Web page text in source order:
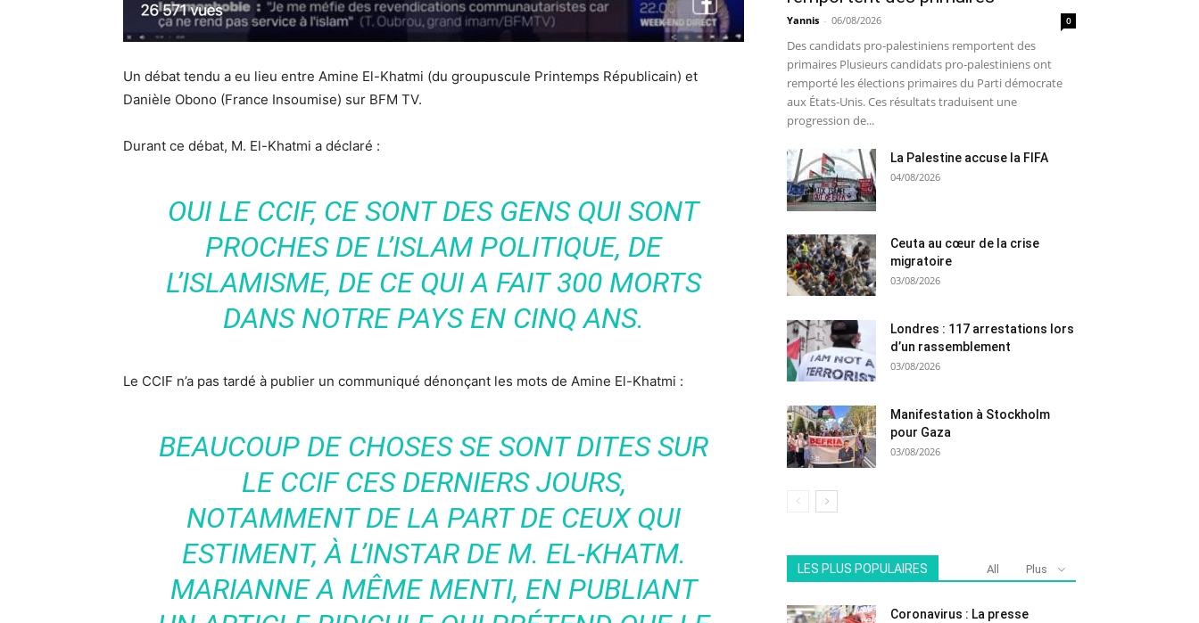
Un débat tendu a eu lieu entre Amine El-Khatmi (du groupuscule Printemps Républicain) et
Danièle Obono (France Insoumise) sur BFM TV.
Durant ce débat, M. El-Khatmi a déclaré :
OUI LE CCIF, CE SONT DES GENS QUI SONT
PROCHES DE L’ISLAM POLITIQUE, DE
L’ISLAMISME, DE CE QUI A FAIT 300 MORTS
DANS NOTRE PAYS EN CINQ ANS.
Le CCIF n’a pas tardé à publier un communiqué dénonçant les mots de Amine El-Khatmi :
BEAUCOUP DE CHOSES SE SONT DITES SUR
LE CCIF CES DERNIERS JOURS,
NOTAMMENT DE LA PART DE CEUX QUI
ESTIMENT, À L’INSTAR DE M. EL-KHATM.
MARIANNE A MÊME MENTI, EN PUBLIANT
Yannis - 06/08/2026 0
Des candidats pro-palestiniens remportent des
primaires Plusieurs candidats pro-palestiniens ont
remporté les élections primaires du Parti démocrate
aux États-Unis. Ces résultats traduisent une
progression de...
La Palestine accuse la FIFA
04/08/2026
Ceuta au cœur de la crise
migratoire
03/08/2026
Londres : 117 arrestations lors
d’un rassemblement
03/08/2026
Manifestation à Stockholm
pour Gaza
03/08/2026
LES PLUS POPULAIRES All Plus
Coronavirus : La presse